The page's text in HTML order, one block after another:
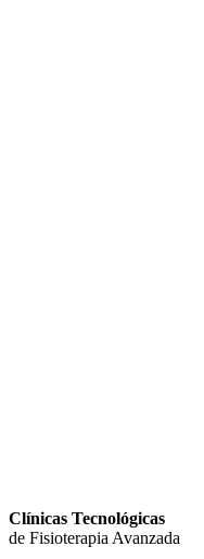
Clínicas Tecnológicas
de Fisioterapia Avanzada